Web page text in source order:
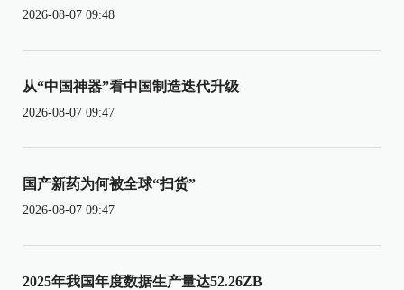
2026-08-07 09:48
从“中国神器”看中国制造迭代升级
2026-08-07 09:47
国产新药为何被全球“扫货”
2026-08-07 09:47
2025年我国年度数据生产量达52.26ZB